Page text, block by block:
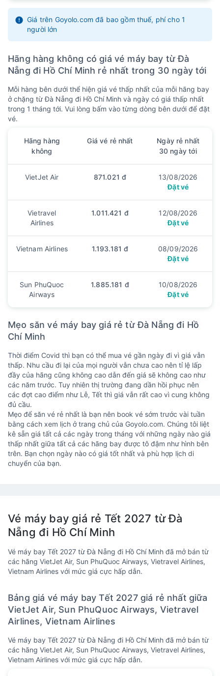
704k
10
632k
11
704k
12
704k
13
704k
14
704k
15
Giá trên Goyolo.com đã bao gồm thuế, phí cho 1
người lớn
Hãng hàng không có giá vé máy bay từ Đà
Nẵng đi Hồ Chí Minh rẻ nhất trong 30 ngày tới
Mỗi hàng bên dưới thể hiện giá vé thấp nhất của mỗi hãng bay
ở chặng từ Đà Nẵng đi Hồ Chí Minh và ngày có giá thấp nhất
trong 1 tháng tới. Vui lòng bấm vào từng dòng bên dưới để đặt
vé.
Hãng hàng
không
Giá vé rẻ nhất
Ngày rẻ nhất
30 ngày tới
VietJet Air 871.021 đ
13/08/2026
Đặt vé
Vietravel
Airlines
1.011.421 đ
12/08/2026
Đặt vé
Vietnam Airlines 1.193.181 đ
08/09/2026
Đặt vé
Sun PhuQuoc
Airways
1.885.181 đ
10/08/2026
Đặt vé
Mẹo săn vé máy bay giá rẻ từ Đà Nẵng đi Hồ
Chí Minh
Thời điểm Covid thì bạn có thể mua vé gần ngày đi vì giá vẫn
thấp. Nhu cầu đi lại của mọi người vẫn chưa cao nên tỉ lệ lấp
đầy của hãng cũng không cao dẫn đến giá sẽ không cao như
các năm trước. Tuy nhiên thị trường đang dần hồi phục nên
các đợt cao điểm như Lễ, Tết thì giá vẫn rất cao vì cung không
đủ cầu.
Mẹo để săn vé rẻ nhất là bạn nên book vé sớm trước vài tuần
bằng cách xem lịch ở trang chủ của Goyolo.com. Chúng tôi liệt
kê sẵn giá tất cả các ngày trong tháng với những ngày nào giá
thấp nhất giữa tất cả các hãng bay được tô đậm như hình bên
trên. Bạn chọn ngày nào có giá tốt nhất và phù hợp lịch di
chuyển của bạn.
Vé máy bay giá rẻ Tết 2027 từ Đà
Nẵng đi Hồ Chí Minh
Vé máy bay Tết 2027 từ Đà Nẵng đi Hồ Chí Minh đã mở bán từ
các hãng VietJet Air, Sun PhuQuoc Airways, Vietravel Airlines,
Vietnam Airlines với mức giá cực hấp dẫn.
Bảng giá vé máy bay Tết 2027 giá rẻ nhất giữa
VietJet Air, Sun PhuQuoc Airways, Vietravel
Airlines, Vietnam Airlines
Vé máy bay Tết 2027 từ Đà Nẵng đi Hồ Chí Minh đã mở bán từ
các hãng VietJet Air, Sun PhuQuoc Airways, Vietravel Airlines,
Vietnam Airlines với mức giá cực hấp dẫn.